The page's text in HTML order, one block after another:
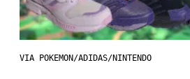
VIA POKEMON/ADIDAS/NINTENDO